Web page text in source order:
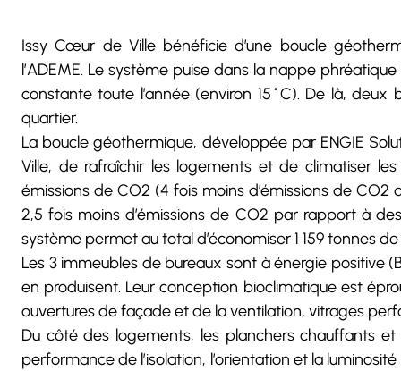
Issy Cœur de Ville bénéficie d’une boucle
l’ADEME. Le système puise dans la nappe
constante toute l’année (environ 15˚C). De là, deux
quartier.
La boucle géothermique, développée par ENGIE
Ville, de rafraîchir les logements et de climatiser
émissions de CO2 (4 fois moins d’émissions de CO2
2,5 fois moins d’émissions de CO2 par rapport à
système permet au total d’économiser 1 159 tonnes
Les 3 immeubles de bureaux sont à énergie positive
en produisent. Leur conception bioclimatique est
ouvertures de façade et de la ventilation, vitrages
Du côté des logements, les planchers chauffants
performance de l’isolation, l’orientation et la